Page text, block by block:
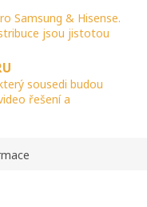
Samsung & Hisense.
jsou jistotou
sousedi budou
řešení a